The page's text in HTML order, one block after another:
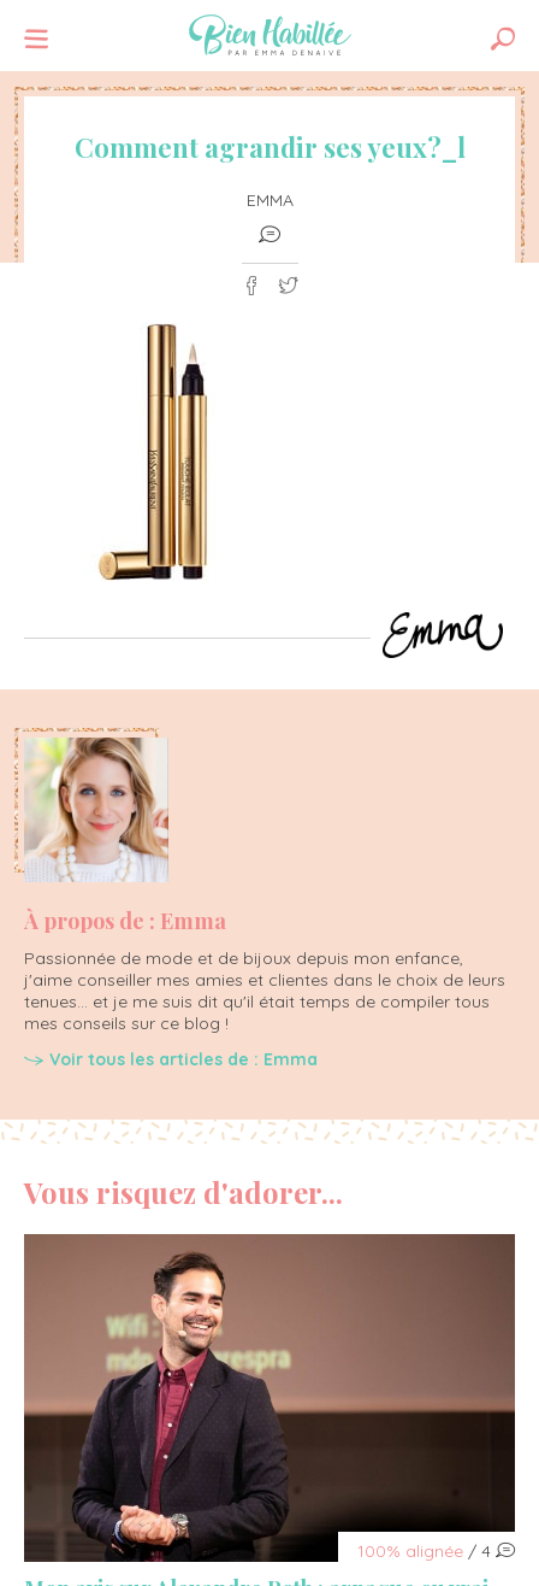
Comment agrandir ses yeux?_l
EMMA
À propos de : Emma
Passionnée de mode et de bijoux depuis mon enfance,
j'aime conseiller mes amies et clientes dans le choix de leurs
tenues... et je me suis dit qu'il était temps de compiler tous
mes conseils sur ce blog !
Voir tous les articles de : Emma
Vous risquez d'adorer...
100% alignée / 4